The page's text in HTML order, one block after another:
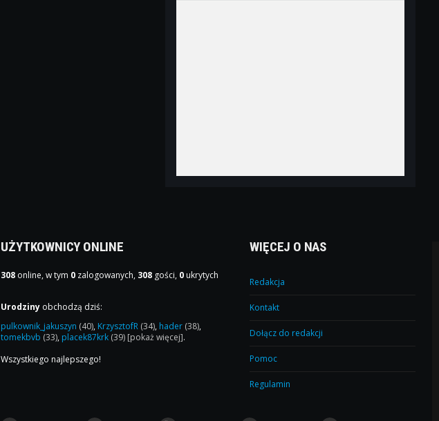
UŻYTKOWNICY ONLINE
308 online, w tym 0 zalogowanych, 308 gości, 0 ukrytych
Urodziny obchodzą dziś:
pulkownik_jakuszyn (40), KrzysztofR (34), hader (38),
tomekbvb (33), placek87krk (39) [pokaż więcej].
Wszystkiego najlepszego!
WIĘCEJ O NAS
Redakcja
Kontakt
Dołącz do redakcji
Pomoc
Regulamin